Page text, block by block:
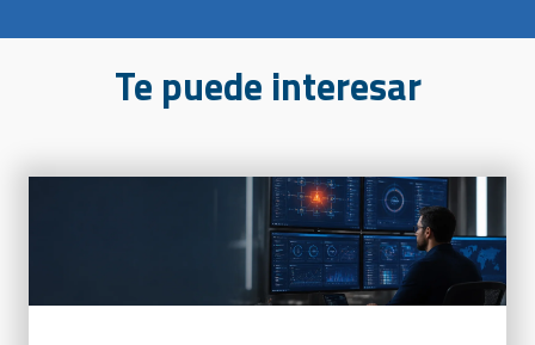
Te puede interesar